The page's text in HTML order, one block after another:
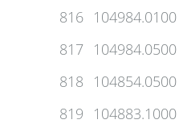
816 104984.0100
817 104984.0500
818
104854.0500
819
104883.1000